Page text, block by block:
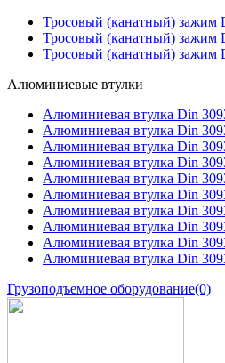
Тросовый (канатный) зажим
Тросовый (канатный) зажим
Тросовый (канатный) зажим
Алюминиевые втулки
Алюминиевая втулка Din
Алюминиевая втулка Din
Алюминиевая втулка Din
Алюминиевая втулка Din
Алюминиевая втулка Din
Алюминиевая втулка Din
Алюминиевая втулка Din
Алюминиевая втулка Din
Алюминиевая втулка Din
Алюминиевая втулка Din
Грузоподъемное оборудование(0)